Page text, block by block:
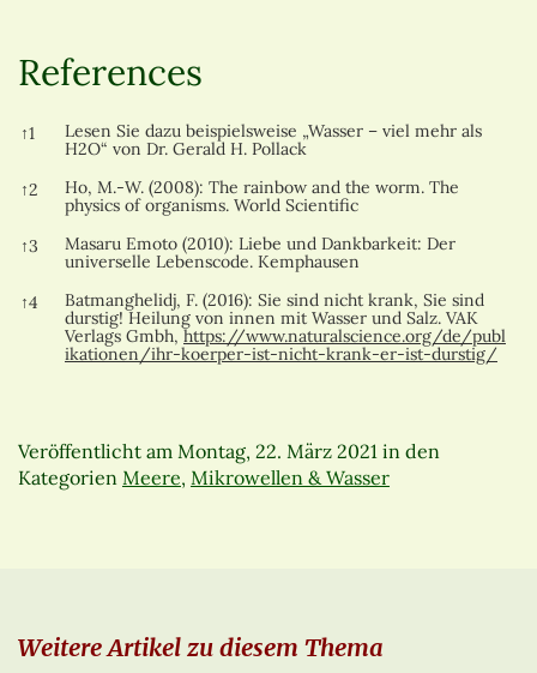
References
References
↑1
Lesen Sie dazu beispielsweise „Wasser – viel mehr als
H2O“ von Dr. Gerald H. Pollack
↑2
Ho, M.-W. (2008): The rainbow and the worm. The
physics of organisms. World Scientific
↑3
Masaru Emoto (2010): Liebe und Dankbarkeit: Der
universelle Lebenscode. Kemphausen
↑4
Batmanghelidj, F. (2016): Sie sind nicht krank, Sie sind
durstig! Heilung von innen mit Wasser und Salz. VAK
Verlags Gmbh,https://www.naturalscience.org/de/publ
ikationen/ihr-koerper-ist-nicht-krank-er-ist-durstig/
Veröffentlicht am Montag, 22. März 2021 in den
Kategorien Meere, Mikrowellen & Wasser
Weitere Artikel zu diesem Thema